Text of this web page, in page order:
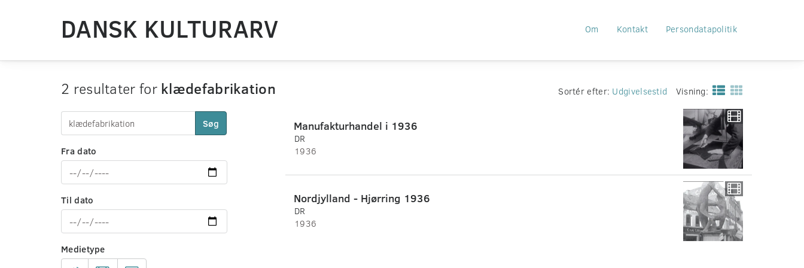
DANSK KULTURARV Om Kontakt Persondatapolitik
2 resultater for klædefabrikation
Søg
Fra dato
Til dato
Medietype
Sortér efter: Udgivelsestid Visning:
Manufakturhandel i 1936
DR
1936
Nordjylland - Hjørring 1936
DR
1936